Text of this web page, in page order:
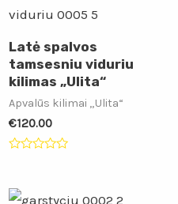
Latė spalvos
tamsesniu viduriu
kilimas „Ulita“
Apvalūs kilimai „Ulita“
€120.00
5